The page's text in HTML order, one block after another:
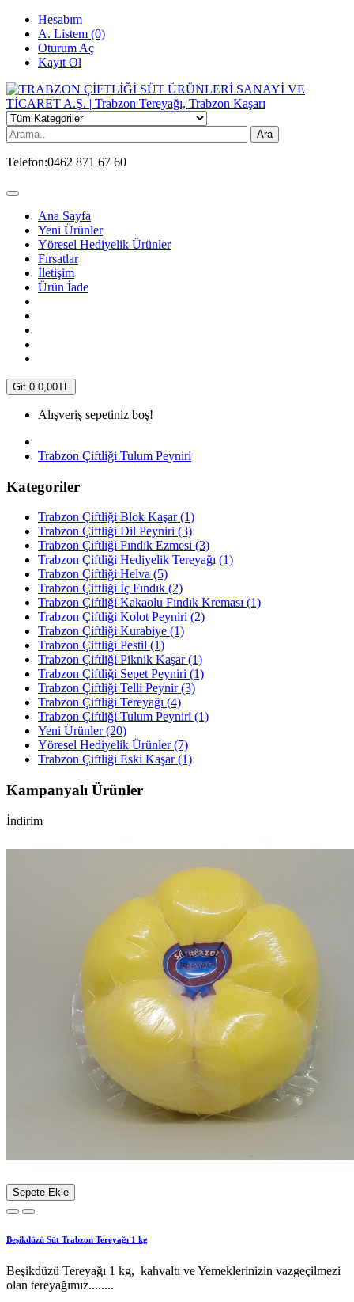
Hesabım
A. Listem (0)
Oturum Aç
Kayıt Ol
Ara
Telefon:0462 871 67 60
Ana Sayfa
Yeni Ürünler
Yöresel Hediyelik Ürünler
Fırsatlar
İletişim
Ürün İade
Git 0 0,00TL
Alışveriş sepetiniz boş!
Trabzon Çiftliği Tulum Peyniri
Kategoriler
Trabzon Çiftliği Blok Kaşar (1)
Trabzon Çiftliği Dil Peyniri (3)
Trabzon Çiftliği Fındık Ezmesi (3)
Trabzon Çiftliği Hediyelik Tereyağı (1)
Trabzon Çiftliği Helva (5)
Trabzon Çiftliği İç Fındık (2)
Trabzon Çiftliği Kakaolu Fındık Kreması (1)
Trabzon Çiftliği Kolot Peyniri (2)
Trabzon Çiftliği Kurabiye (1)
Trabzon Çiftliği Pestil (1)
Trabzon Çiftliği Piknik Kaşar (1)
Trabzon Çiftliği Sepet Peyniri (1)
Trabzon Çiftliği Telli Peynir (3)
Trabzon Çiftliği Tereyağı (4)
Trabzon Çiftliği Tulum Peyniri (1)
Yeni Ürünler (20)
Yöresel Hediyelik Ürünler (7)
Trabzon Çiftliği Eski Kaşar (1)
Kampanyalı Ürünler
İndirim
Sepete Ekle
Beşikdüzü Süt Trabzon Tereyağı 1 kg
Beşikdüzü Tereyağı 1 kg, kahvaltı ve Yemeklerinizin vazgeçilmezi
olan tereyağımız........